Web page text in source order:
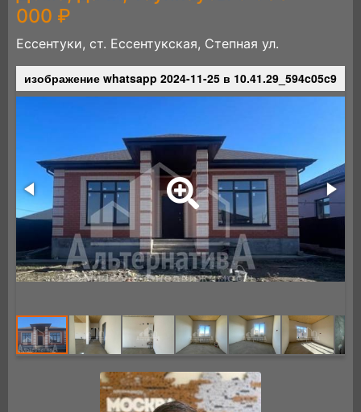
000 ₽
Ессентуки, ст. Ессентукская, Степная ул.
изображение whatsapp 2024-11-25 в 10.41.29_594c05c9